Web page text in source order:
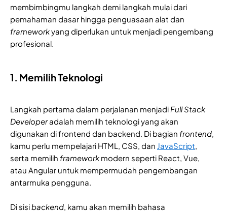
membimbingmu langkah demi langkah mulai dari
pemahaman dasar hingga penguasaan alat dan
frameworkyang diperlukan untuk menjadi pengembang
profesional.
1. Memilih Teknologi
Langkah pertama dalam perjalanan menjadi Full Stack
Developeradalah memilih teknologi yang akan
digunakan di frontend dan backend. Di bagian frontend
kamu perlu mempelajari HTML, CSS, dan JavaScript
serta memilih framework modern seperti React, Vue,
atau Angular untuk mempermudah pengembangan
antarmuka pengguna.
Di sisi backend , kamu akan memilih bahasa